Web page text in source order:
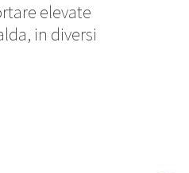
elevate
in diversi